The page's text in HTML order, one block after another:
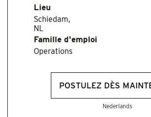
Lieu
Schiedam,
Famille d'emploi
Operations
POSTULEZ DÈS
Nederlands